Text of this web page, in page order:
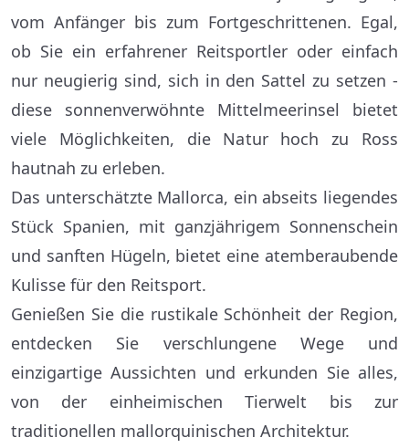
vom Anfänger bis zum Fortgeschrittenen. Egal,
ob Sie ein erfahrener Reitsportler oder einfach
nur neugierig sind, sich in den Sattel zu setzen -
diese sonnenverwöhnte Mittelmeerinsel bietet
viele Möglichkeiten, die Natur hoch zu Ross
hautnah zu erleben.
Das unterschätzte Mallorca, ein abseits liegendes
Stück Spanien, mit ganzjährigem Sonnenschein
und sanften Hügeln, bietet eine atemberaubende
Kulisse für den Reitsport.
Genießen Sie die rustikale Schönheit der Region,
entdecken Sie verschlungene Wege und
einzigartige Aussichten und erkunden Sie alles,
von der einheimischen Tierwelt bis zur
traditionellen mallorquinischen Architektur.